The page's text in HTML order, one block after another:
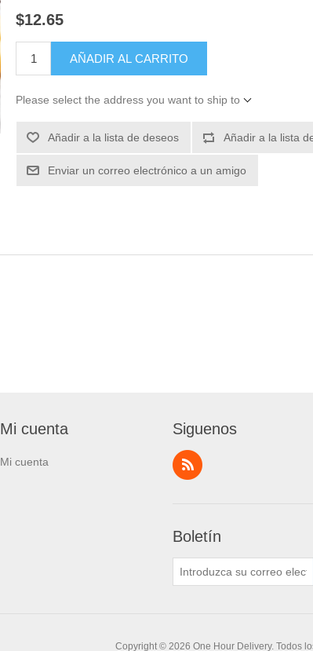
$12.65
Please select the address you want to ship to
Mi cuenta
Mi cuenta
Siguenos
Boletín
Copyright © 2026 One Hour Delivery. Todos